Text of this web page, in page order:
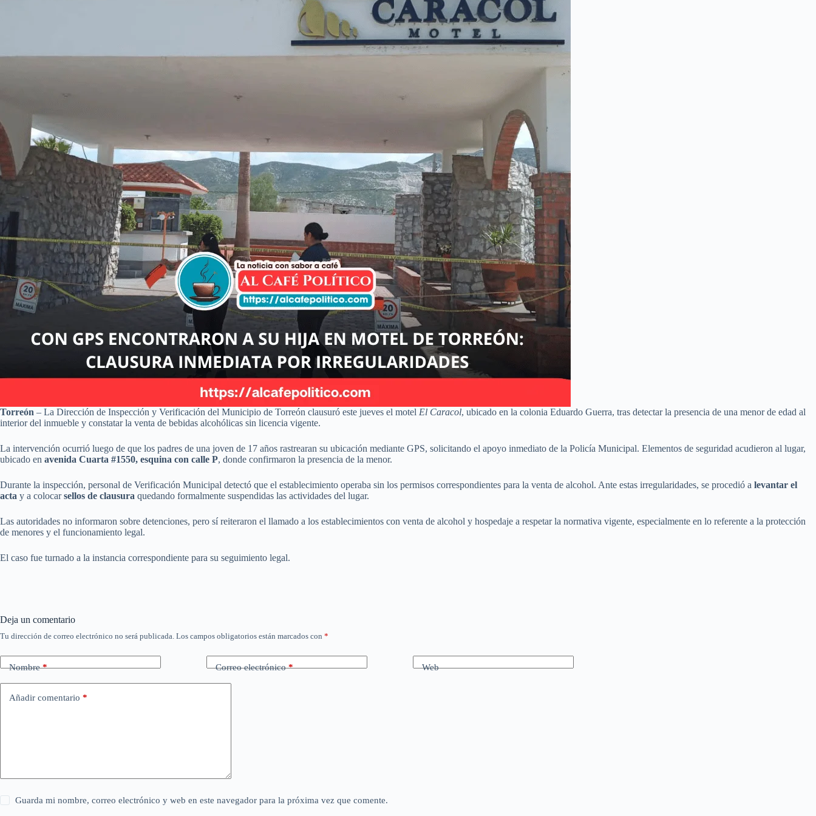
Torreón – La Dirección de Inspección y Verificación del Municipio de Torreón clausuró este jueves el motel El Caracol, ubicado en la colonia Eduardo Guerra, tras detectar la presencia de una menor de edad al
interior del inmueble y constatar la venta de bebidas alcohólicas sin licencia vigente.
La intervención ocurrió luego de que los padres de una joven de 17 años rastrearan su ubicación mediante GPS, solicitando el apoyo inmediato de la Policía Municipal. Elementos de seguridad acudieron al lugar,
ubicado en avenida Cuarta #1550, esquina con calle P, donde confirmaron la presencia de la menor.
Durante la inspección, personal de Verificación Municipal detectó que el establecimiento operaba sin los permisos correspondientes para la venta de alcohol. Ante estas irregularidades, se procedió a levantar el
acta y a colocarsellos de clausura quedando formalmente suspendidas las actividades del lugar.
Las autoridades no informaron sobre detenciones, pero sí reiteraron el llamado a los establecimientos con venta de alcohol y hospedaje a respetar la normativa vigente, especialmente en lo referente a la protección
de menores y el funcionamiento legal.
El caso fue turnado a la instancia correspondiente para su seguimiento legal.
Deja un comentario
Tu dirección de correo electrónico no será publicada. Los campos obligatorios están marcados con *
Nombre* Correo electrónico* Web
Añadir comentario *
Guarda mi nombre, correo electrónico y web en este navegador para la próxima vez que comente.